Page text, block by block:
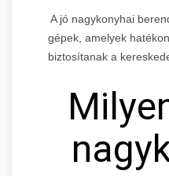
A jó nagykonyhai
gépek, amelyek
biztosítanak a